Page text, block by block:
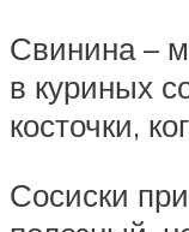
Свинина –
в куриных
косточки,
Сосиски